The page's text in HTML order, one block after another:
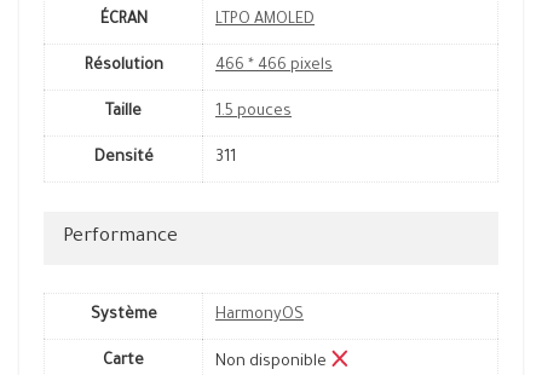
ÉCRAN LTPO AMOLED
Résolution 466 * 466 pixels
Taille 1.5 pouces
Densité 311
Performance
Système HarmonyOS
Carte
Non disponible